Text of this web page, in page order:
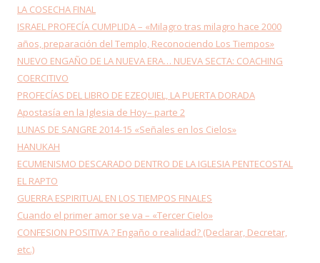
LA COSECHA FINAL
ISRAEL PROFECÍA CUMPLIDA – «Milagro tras milagro hace 2000
años, preparación del Templo, Reconociendo Los Tiempos»
NUEVO ENGAÑO DE LA NUEVA ERA… NUEVA SECTA: COACHING
COERCITIVO
PROFECÍAS DEL LIBRO DE EZEQUIEL, LA PUERTA DORADA
Apostasía en la Iglesia de Hoy– parte 2
LUNAS DE SANGRE 2014-15 «Señales en los Cielos»
HANUKAH
ECUMENISMO DESCARADO DENTRO DE LA IGLESIA PENTECOSTAL
EL RAPTO
GUERRA ESPIRITUAL EN LOS TIEMPOS FINALES
Cuando el primer amor se va – «Tercer Cielo»
CONFESION POSITIVA ? Engaño o realidad? (Declarar, Decretar,
etc.)